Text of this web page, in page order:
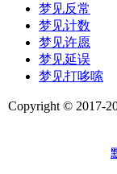
梦见反常
梦见计数
梦见许愿
梦见延误
梦见打哆嗦
Copyright © 2017-